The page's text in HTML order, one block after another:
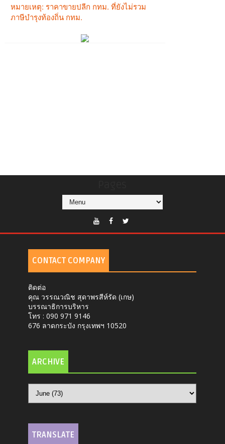
CONTACT COMPANY
ติดต่อ
คุณ วรรณวณิช สุดาพรสีห์รัด (เกษ)
บรรณาธิการบริหาร
โทร : 090 971 9146
676 ลาดกระบัง กรุงเทพฯ 10520
ARCHIVE
TRANSLATE